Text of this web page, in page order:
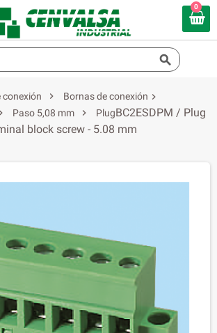
0

conexión 
Bornas de conexión
 Paso 5,08 mm  Plug

BC2ESDPM / Plug
block screw - 5.08 mm